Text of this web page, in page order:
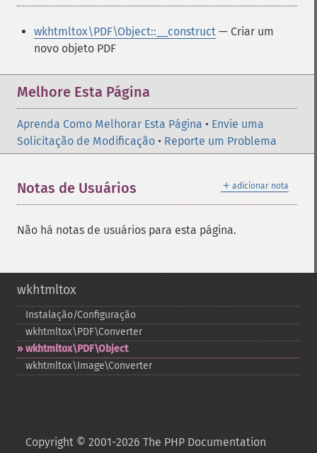
wkhtmltox\PDF\Object::__construct — Criar um
novo objeto PDF
Melhore Esta Página
Aprenda Como Melhorar Esta Página • Envie uma
Solicitação de Modificação • Reporte um Problema
＋ adicionar nota
Notas de Usuários
Não há notas de usuários para esta página.
wkhtmltox
Instalação/Configuração
wkhtmltox\PDF\Converter
wkhtmltox\PDF\Object
wkhtmltox\Image\Converter
Copyright © 2001-2026 The PHP Documentation